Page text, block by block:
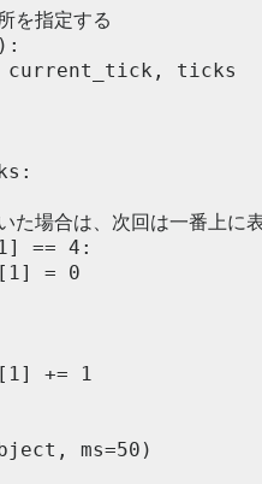
を指定する
ms=50)